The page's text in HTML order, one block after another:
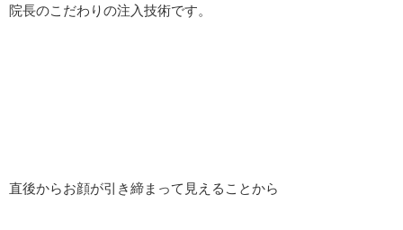
院長のこだわりの注入技術です。
直後からお顔が引き締まって見えることから